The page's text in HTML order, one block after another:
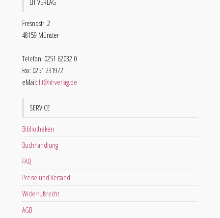
LIT VERLAG
Fresnostr. 2
48159 Münster
Telefon: 0251 62032 0
Fax: 0251 231972
eMail: lit@lit-verlag.de
SERVICE
Bibliotheken
Buchhandlung
FAQ
Preise und Versand
Widerrufsrecht
AGB